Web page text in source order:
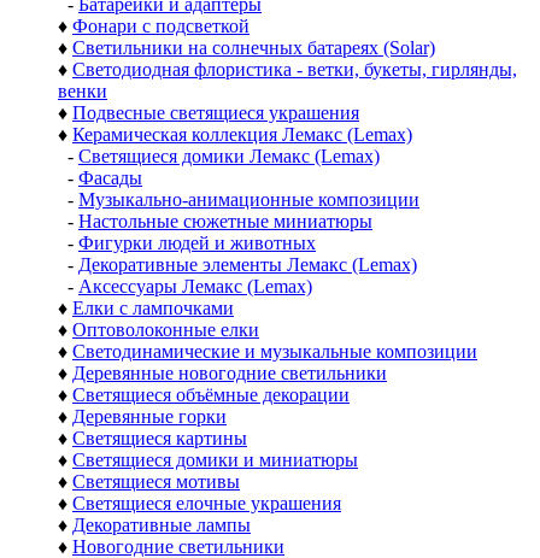
- Батарейки и адаптеры
♦ Фонари с подсветкой
♦ Светильники на солнечных батареях (Solar)
♦ Светодиодная флористика - ветки, букеты, гирлянды,
венки
♦ Подвесные светящиеся украшения
♦ Керамическая коллекция Лемакс (Lemax)
- Светящиеся домики Лемакс (Lemax)
- Фасады
- Музыкально-анимационные композиции
- Настольные сюжетные миниатюры
- Фигурки людей и животных
- Декоративные элементы Лемакс (Lemax)
- Аксессуары Лемакс (Lemax)
♦ Елки с лампочками
♦ Оптоволоконные елки
♦ Светодинамические и музыкальные композиции
♦ Деревянные новогодние светильники
♦ Светящиеся объёмные декорации
♦ Деревянные горки
♦ Светящиеся картины
♦ Светящиеся домики и миниатюры
♦ Светящиеся мотивы
♦ Светящиеся елочные украшения
♦ Декоративные лампы
♦ Новогодние светильники